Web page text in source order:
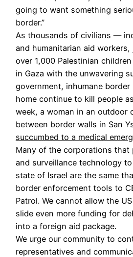
going to want something
border.”
As thousands of civilians —
and humanitarian aid
over 1,000 Palestinian
in Gaza with the unwavering
government, inhumane
home continue to kill people
week, a woman in an outdoor
between border walls in San
succumbed to a medical
Many of the corporations that
and surveillance technology
state of Israel are the same
border enforcement tools to
Patrol. We cannot allow the
slide even more funding for
into a foreign aid package.
We urge our community to
representatives and